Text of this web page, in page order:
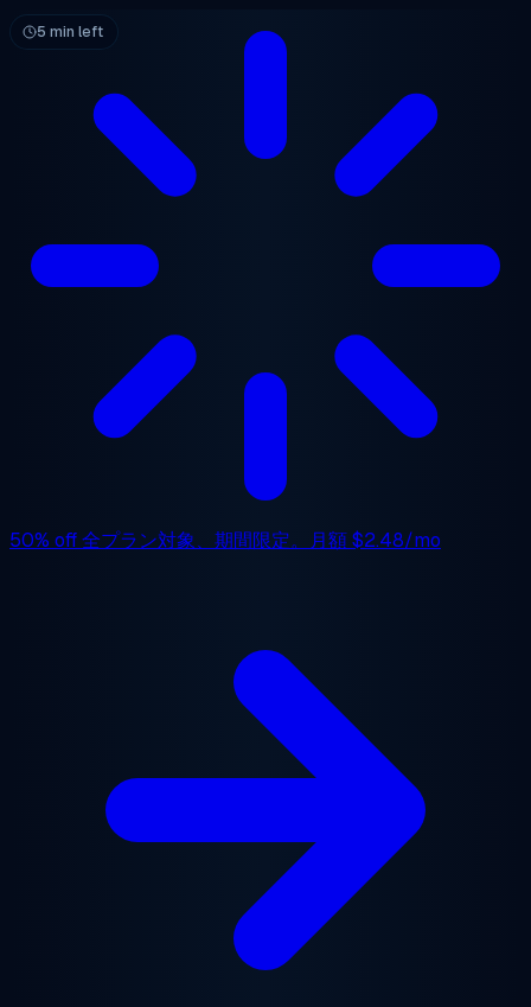
メインコンテンツへスキップ
50% off全プラン対象、期間限定。月額$2.48/mo
5 min left